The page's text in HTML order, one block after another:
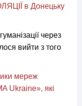
в Донецьку
через
вийти з того
мереж
Ukraine», які